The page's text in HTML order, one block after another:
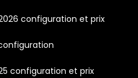
configuration et prix
configuration et prix